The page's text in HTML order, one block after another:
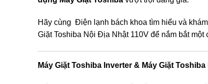
Hãy cùng Điện lạnh bách khoa tìm hiểu và
Giặt Toshiba Nội Địa Nhật 110V để nắm bắt một
Máy Giặt Toshiba Inverter & Máy Giặt